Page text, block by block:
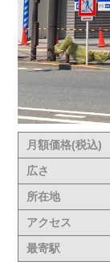
月額価格(税込)
広さ
所在地
アクセス
最寄駅